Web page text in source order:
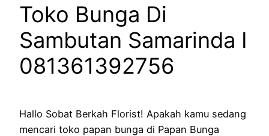
Toko Bunga Di
Sambutan Samarinda I
081361392756
Hallo Sobat Berkah Florist! Apakah kamu sedang
mencari toko papan bunga di Papan Bunga